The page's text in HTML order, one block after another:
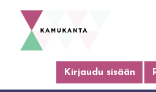
Kirjaudu sisään